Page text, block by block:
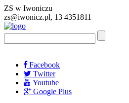
ZS w Iwoniczu
zs@iwonicz.pl, 13 4351811
Facebook
Twitter
Youtube
Google Plus